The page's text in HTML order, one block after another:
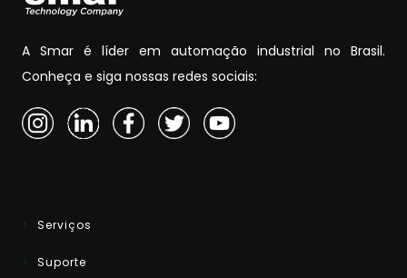
A Smar é líder em automação industrial no Brasil.
Conheça e siga nossas redes sociais:
Serviços
Suporte